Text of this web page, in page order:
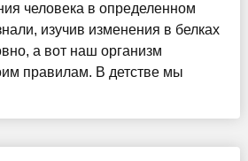
человека в определенном
изучив изменения в белках
а вот наш организм
правилам. В детстве мы